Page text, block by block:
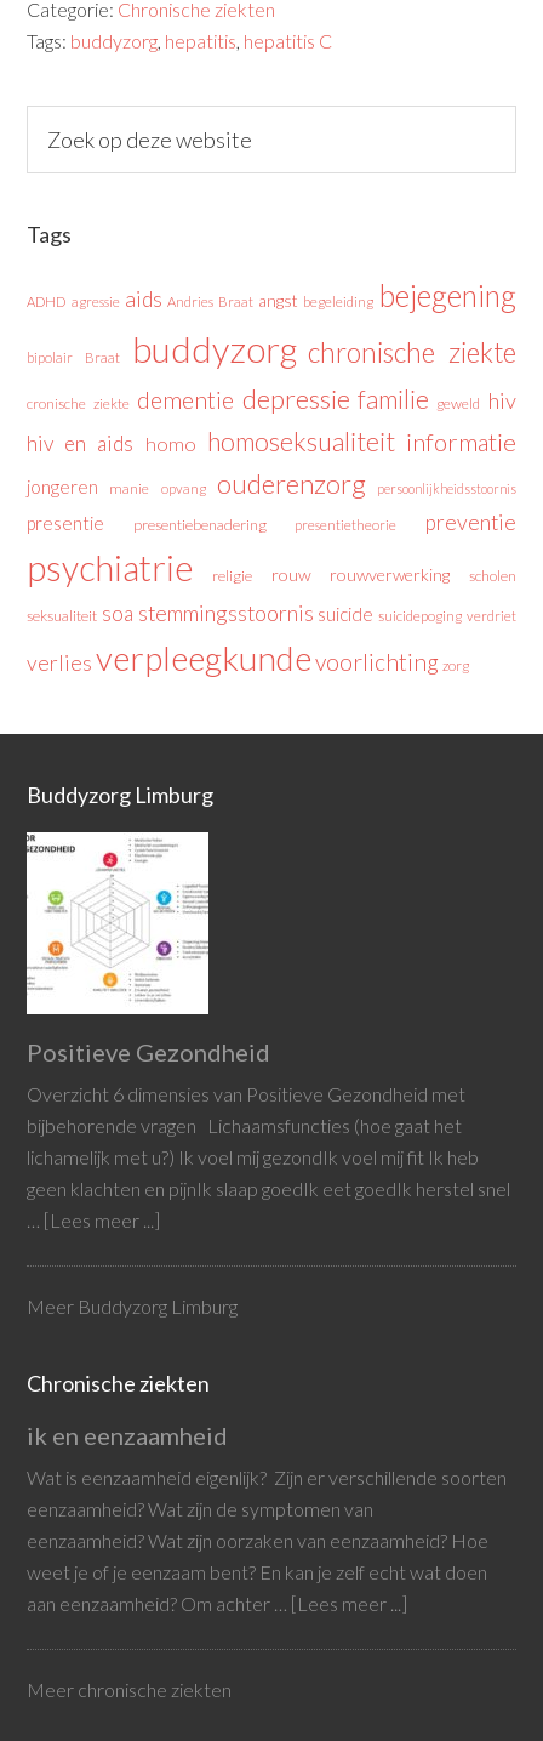
Categorie: Chronische ziekten
Tags: buddyzorg, hepatitis, hepatitis C
Tags
ADHD agressie aids Andries Braat angst begeleiding bejegening
bipolair Braat buddyzorg chronische ziekte
cronische ziekte dementie depressie familie geweld hiv
hiv en aids homo homoseksualiteit informatie
jongeren manie opvang ouderenzorg persoonlijkheidsstoornis
presentie presentiebenadering presentietheorie preventie
psychiatrie religie rouw rouwverwerking scholen
seksualiteit soa stemmingsstoornis suicide suicidepoging verdriet
verlies verpleegkundevoorlichting zorg
Buddyzorg Limburg
Positieve Gezondheid
Overzicht 6 dimensies van Positieve Gezondheid met
bijbehorende vragen Lichaamsfuncties (hoe gaat het
lichamelijk met u?) Ik voel mij gezondIk voel mij fit Ik heb
geen klachten en pijnIk slaap goedIk eet goedIk herstel snel
… [Lees meer ...]
Meer Buddyzorg Limburg
Chronische ziekten
ik en eenzaamheid
Wat is eenzaamheid eigenlijk? Zijn er verschillende soorten
eenzaamheid? Wat zijn de symptomen van
eenzaamheid? Wat zijn oorzaken van eenzaamheid? Hoe
weet je of je eenzaam bent? En kan je zelf echt wat doen
aan eenzaamheid? Om achter … [Lees meer ...]
Meer chronische ziekten